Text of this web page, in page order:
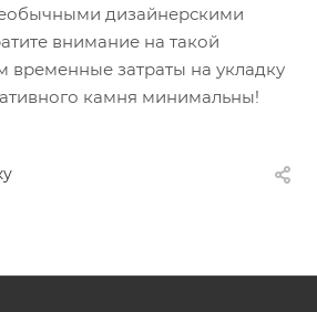
дизайнерскими
внимание на такой
временные затраты на укладку
камня минимальны!